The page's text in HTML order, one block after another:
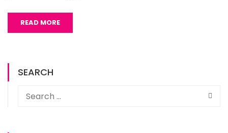
READ MORE
SEARCH